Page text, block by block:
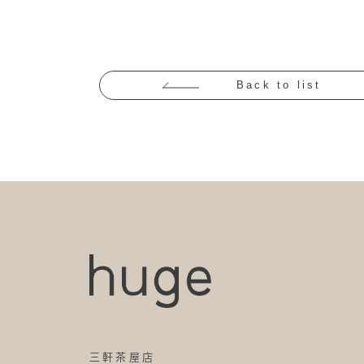
Back to list
三軒茶屋店